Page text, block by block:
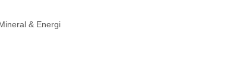
& Energi